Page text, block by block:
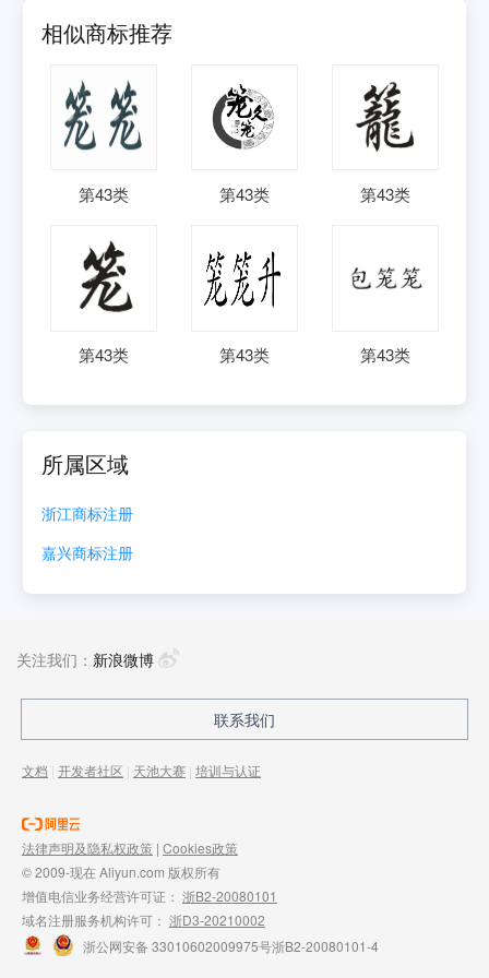
相似商标推荐
第43类 第43类 第43类
第43类 第43类 第43类
所属区域
浙江商标注册
嘉兴商标注册